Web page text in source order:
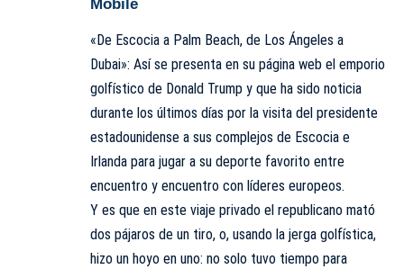
Mobile
«De Escocia a Palm Beach, de Los Ángeles a
Dubai»: Así se presenta en su página web el emporio
golfístico de Donald Trump y que ha sido noticia
durante los últimos días por la visita del presidente
estadounidense a sus complejos de Escocia e
Irlanda para jugar a su deporte favorito entre
encuentro y encuentro con líderes europeos.
Y es que en este viaje privado el republicano mató
dos pájaros de un tiro, o, usando la jerga golfística,
hizo un hoyo en uno: no solo tuvo tiempo para